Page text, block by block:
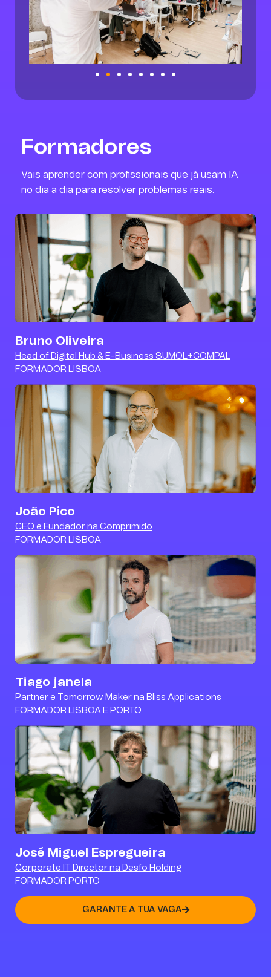
Formadores
Vais aprender com profissionais que já usam IA
no dia a dia para resolver problemas reais.
Bruno Oliveira
Head of Digital Hub & E-Business SUMOL+COMPAL
FORMADOR LISBOA
João Pico
CEO e Fundador na Comprimido
FORMADOR LISBOA
Tiago janela
Partner e Tomorrow Maker na Bliss Applications
FORMADOR LISBOA E PORTO
José Miguel Espregueira
Corporate IT Director na Desfo Holding
FORMADOR PORTO
GARANTE A TUA VAGA
Curso muito completo,
prático e acessível, mesmo
para quem não é da área.
Saio com ferramentas
concretas para aplicar no
dia a dia e melhorar
decisões no negócio.
Bárbara Oliveira